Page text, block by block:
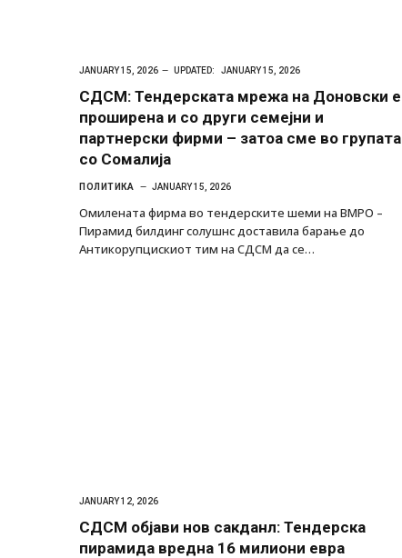
JANUARY 15, 2026 UPDATED: JANUARY 15, 2026
СДСМ: Тендерската мрежа на Доновски е
проширена и со други семејни и
партнерски фирми – затоа сме во групата
со Сомалија
ПОЛИТИКА JANUARY 15, 2026
Oмилената фирма во тендерските шеми на ВМРО –
Пирамид билдинг солушнс доставила барање до
Антикорупцискиот тим на СДСМ да се…
JANUARY 12, 2026
СДСМ објави нов сакданл: Тендерска
пирамида вредна 16 милиони евра